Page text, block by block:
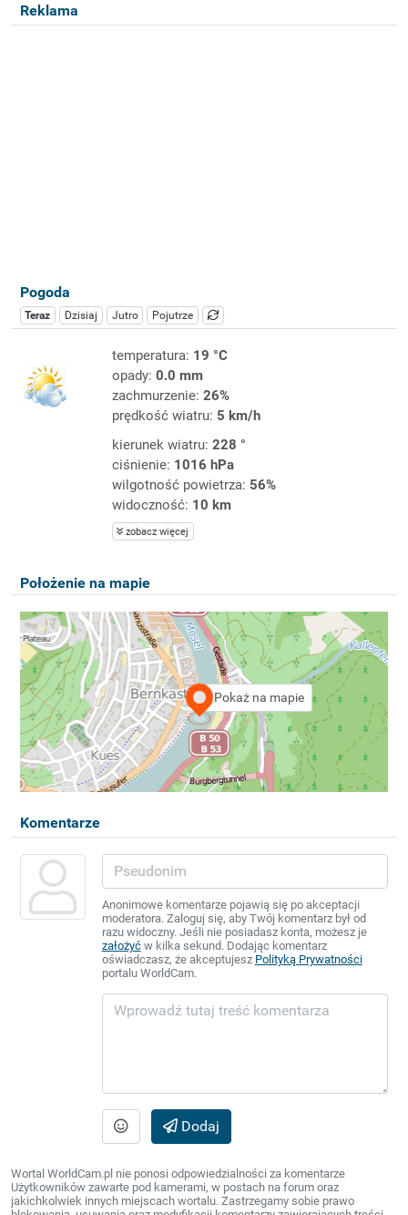
Reklama
Pogoda
Teraz Dzisiaj Jutro Pojutrze
temperatura: 19 °C
opady: 0.0 mm
zachmurzenie: 26%
prędkość wiatru: 5 km/h
kierunek wiatru: 228 °
ciśnienie: 1016 hPa
wilgotność powietrza: 56%
widoczność: 10 km
zobacz więcej
Położenie na mapie
Pokaż na mapie
Komentarze
Anonimowe komentarze pojawią się po akceptacji
moderatora. Zaloguj się, aby Twój komentarz był od
razu widoczny. Jeśli nie posiadasz konta, możesz je
założyćw kilka sekund. Dodając komentarz
oświadczasz, że akceptujesz Polityką Prywatności
portalu WorldCam.
Dodaj
Wortal WorldCam.pl nie ponosi odpowiedzialności za komentarze
Użytkowników zawarte pod kamerami, w postach na forum oraz
jakichkolwiek innych miejscach wortalu. Zastrzegamy sobie prawo